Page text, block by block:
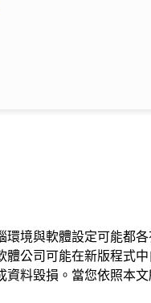
境與軟體設定可能都
公司可能在新版程式
料毀損。當您依照本